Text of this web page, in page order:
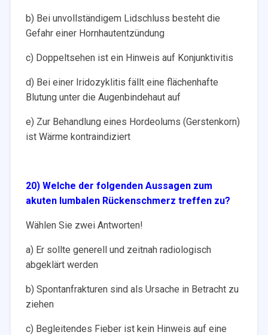
b) Bei unvollständigem Lidschluss besteht die
Gefahr einer Hornhautentzündung
c) Doppeltsehen ist ein Hinweis auf Konjunktivitis
d) Bei einer Iridozyklitis fällt eine flächenhafte
Blutung unter die Augenbindehaut auf
e) Zur Behandlung eines Hordeolums (Gerstenkorn)
ist Wärme kontraindiziert
20) Welche der folgenden Aussagen zum
akuten lumbalen Rückenschmerz treffen zu?
Wählen Sie zwei Antworten!
a) Er sollte generell und zeitnah radiologisch
abgeklärt werden
b) Spontanfrakturen sind als Ursache in Betracht zu
ziehen
c) Begleitendes Fieber ist kein Hinweis auf eine